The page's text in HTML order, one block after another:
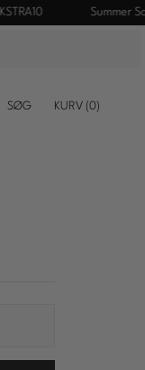
Summer Sale
SØG KURV (0)